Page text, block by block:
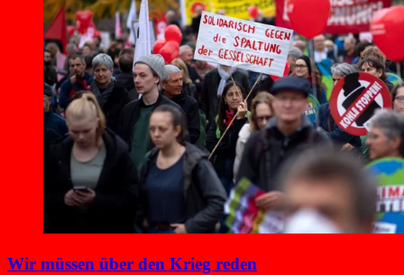
Wir müssen über den Krieg reden